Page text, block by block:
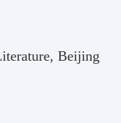
Beijing